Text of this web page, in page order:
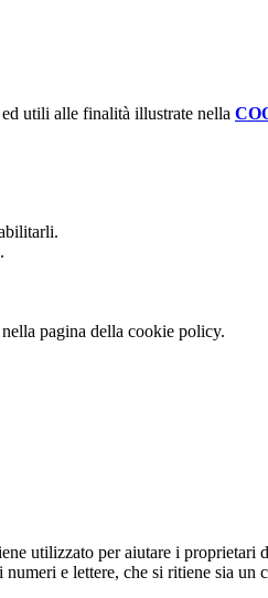
utili alle finalità illustrate nella
.
pagina della cookie policy.
utilizzato per aiutare i
e lettere, che si ritiene sia